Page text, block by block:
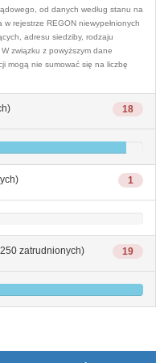
od danych według stanu na
rejestrze REGON niewypełnionych
adresu siedziby, rodzaju
związku z powyższym dane
mogą nie sumować się na liczbę
18
1
19
zatrudnionych)